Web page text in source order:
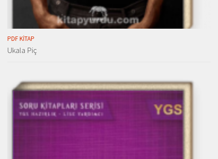
PDF KITAP
Ukala Piç